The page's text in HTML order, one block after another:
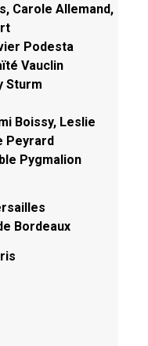
Carole Allemand,
Podesta
Vauclin
Sturm
Boissy, Leslie
Peyrard
Pygmalion
Bordeaux